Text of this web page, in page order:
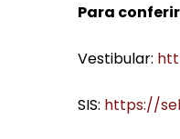
Para
Vestibular:
SIS: https://